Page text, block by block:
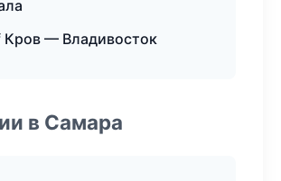
Кров — Владивосток
в Самара